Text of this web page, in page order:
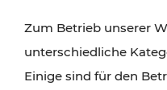
Wanderungen, Kultur
Radtouren oder purer
Attraktionen sind mit
Zum Betrieb unserer
unterschiedliche
Einige sind für den